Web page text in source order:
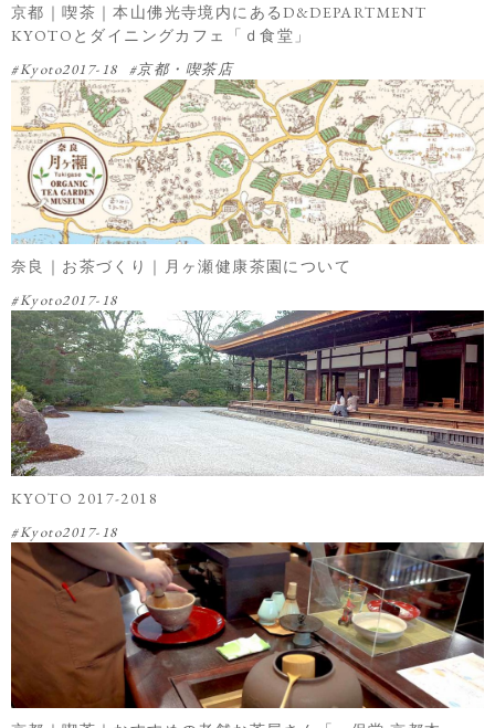
京都｜喫茶｜本山佛光寺境内にあるD&DEPARTMENT
KYOTOとダイニングカフェ「ｄ食堂」
Kyoto2017-18 京都・喫茶店
奈良｜お茶づくり｜月ヶ瀬健康茶園について
Kyoto2017-18
KYOTO 2017-2018
Kyoto2017-18